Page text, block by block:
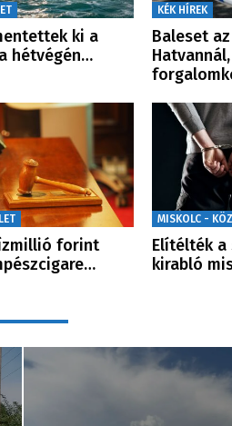
ki a
hétvégén…
KÉK HÍREK
Baleset
Hatvannál,
forint
MISKOLC -
Elítélték a
kirabló